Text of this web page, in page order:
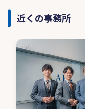
近くの事務所